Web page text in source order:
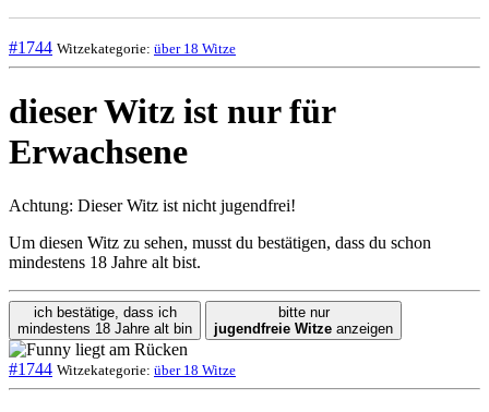
#1744 Witzekategorie: über 18 Witze
dieser Witz ist nur für
Erwachsene
Achtung: Dieser Witz ist nicht jugendfrei!
Um diesen Witz zu sehen, musst du bestätigen, dass du schon
mindestens 18 Jahre alt bist.
ich bestätige, dass ich
mindestens 18 Jahre alt bin
bitte nur
jugendfreie Witze anzeigen
#1744 Witzekategorie: über 18 Witze